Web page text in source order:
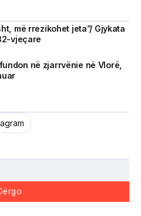
drejtpërdrejt jetën e
shkurtër, Vrojtuesit është
dhe një pasqyrë reale të
më rrezikohet jeta”/ Gjykata
vjeçare
në zjarrvënie në Vlorë,